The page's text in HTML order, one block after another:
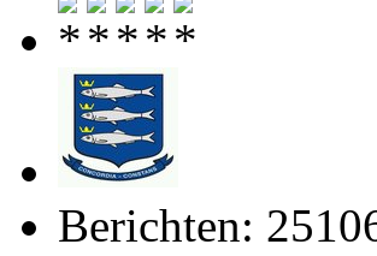
Berichten: